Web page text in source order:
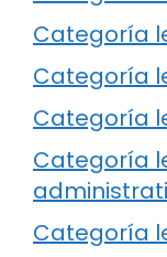
Categoría
Categoría
Categoría
Categoría
Categoría